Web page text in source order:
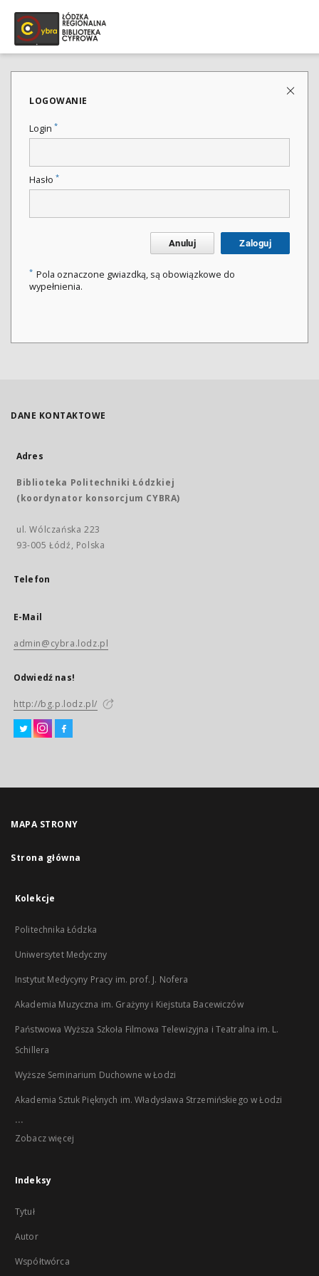
LOGOWANIE
Login *
Hasło *
Anuluj Zaloguj
* Pola oznaczone gwiazdką, są obowiązkowe do
wypełnienia.
DANE KONTAKTOWE
Adres
Biblioteka Politechniki Łódzkiej
(koordynator konsorcjum CYBRA)
ul. Wólczańska 223
93-005 Łódź, Polska
Telefon
E-Mail
admin@cybra.lodz.pl
Odwiedź nas!
http://bg.p.lodz.pl/
MAPA STRONY
Strona główna
Kolekcje
Politechnika Łódzka
Uniwersytet Medyczny
Instytut Medycyny Pracy im. prof. J. Nofera
Akademia Muzyczna im. Grażyny i Kiejstuta Bacewiczów
Państwowa Wyższa Szkoła Filmowa Telewizyjna i Teatralna im. L.
Schillera
Wyższe Seminarium Duchowne w Łodzi
Akademia Sztuk Pięknych im. Władysława Strzemińskiego w Łodzi
...
Zobacz więcej
Indeksy
Tytuł
Autor
Współtwórca